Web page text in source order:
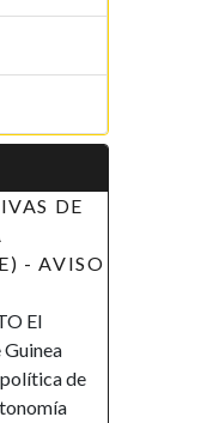
DE
- AVISO
El
de